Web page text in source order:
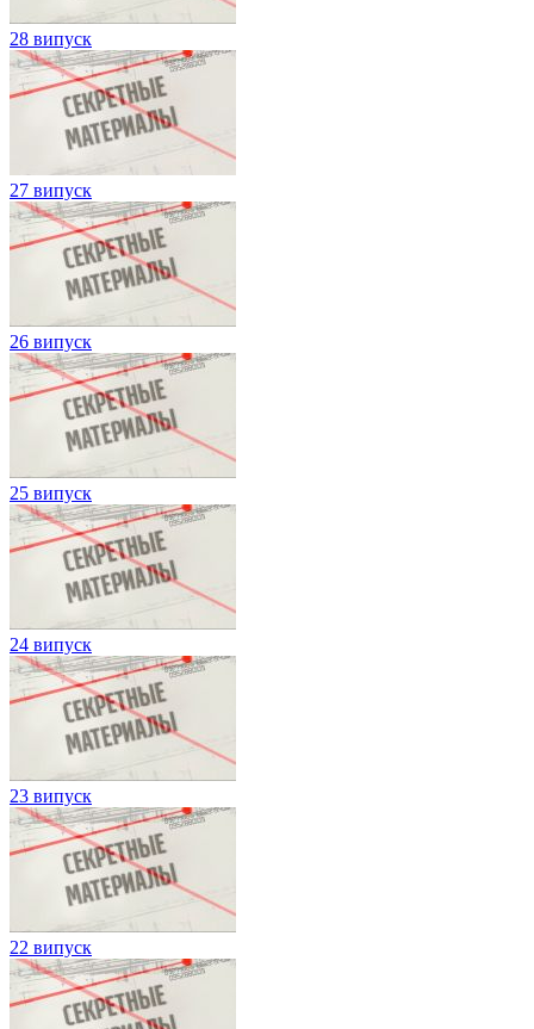
28 випуск
27 випуск
26 випуск
25 випуск
24 випуск
23 випуск
22 випуск